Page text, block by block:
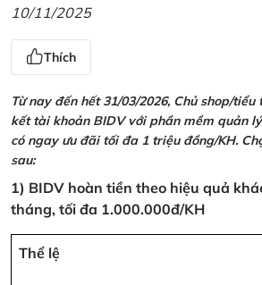
10/11/2025
Thích
Từ nay đến hết 31/03/2026, Chủ shop/
kết tài khoản BIDV với phần mềm quản
có ngay ưu đãi tối đa 1 triệu đồng/KH.
sau:
1) BIDV hoàn tiền theo hiệu quả
tháng, tối đa 1.000.000đ/KH
Thể lệ